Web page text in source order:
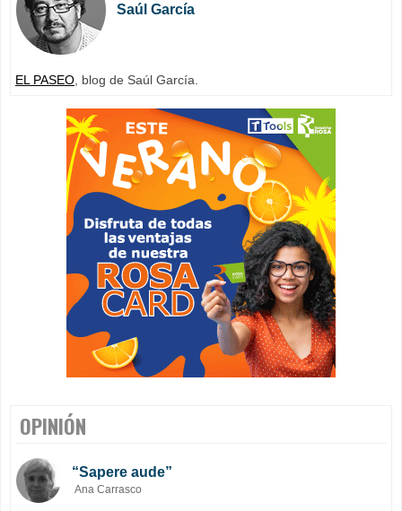
Saúl García
EL PASEO , blog de Saúl García.
OPINIÓN
“Sapere aude”
Ana Carrasco